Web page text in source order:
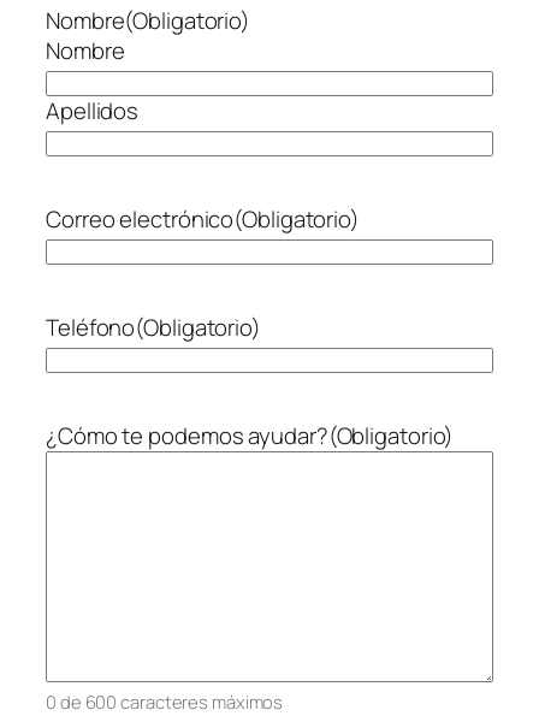
Nombre(Obligatorio)
Nombre
Apellidos
Correo electrónico(Obligatorio)
Teléfono(Obligatorio)
¿Cómo te podemos ayudar?(Obligatorio)
0 de 600 caracteres máximos